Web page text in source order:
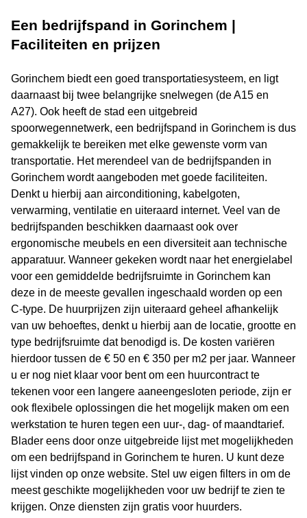
Een bedrijfspand in Gorinchem |
Faciliteiten en prijzen
Gorinchem biedt een goed transportatiesysteem, en ligt
daarnaast bij twee belangrijke snelwegen (de A15 en
A27). Ook heeft de stad een uitgebreid
spoorwegennetwerk, een bedrijfspand in Gorinchem is dus
gemakkelijk te bereiken met elke gewenste vorm van
transportatie. Het merendeel van de bedrijfspanden in
Gorinchem wordt aangeboden met goede faciliteiten.
Denkt u hierbij aan airconditioning, kabelgoten,
verwarming, ventilatie en uiteraard internet. Veel van de
bedrijfspanden beschikken daarnaast ook over
ergonomische meubels en een diversiteit aan technische
apparatuur. Wanneer gekeken wordt naar het energielabel
voor een gemiddelde bedrijfsruimte in Gorinchem kan
deze in de meeste gevallen ingeschaald worden op een
C-type. De huurprijzen zijn uiteraard geheel afhankelijk
van uw behoeftes, denkt u hierbij aan de locatie, grootte en
type bedrijfsruimte dat benodigd is. De kosten variëren
hierdoor tussen de € 50 en € 350 per m2 per jaar. Wanneer
u er nog niet klaar voor bent om een huurcontract te
tekenen voor een langere aaneengesloten periode, zijn er
ook flexibele oplossingen die het mogelijk maken om een
werkstation te huren tegen een uur-, dag- of maandtarief.
Blader eens door onze uitgebreide lijst met mogelijkheden
om een bedrijfspand in Gorinchem te huren. U kunt deze
lijst vinden op onze website. Stel uw eigen filters in om de
meest geschikte mogelijkheden voor uw bedrijf te zien te
krijgen. Onze diensten zijn gratis voor huurders.